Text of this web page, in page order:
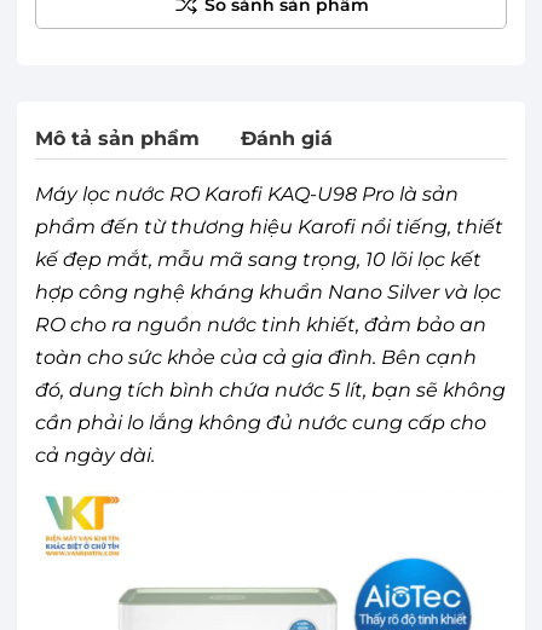
Mô tả sản phẩm Đánh giá
Máy lọc nước RO Karofi KAQ-U98 Pro là sản
phẩm đến từ thương hiệu Karofi nổi tiếng, thiết
kế đẹp mắt, mẫu mã sang trọng, 10 lõi lọc kết
hợp công nghệ kháng khuẩn Nano Silver và lọc
RO cho ra nguồn nước tinh khiết, đảm bảo an
toàn cho sức khỏe của cả gia đình. Bên cạnh
đó, dung tích bình chứa nước 5 lít, bạn sẽ không
cần phải lo lắng không đủ nước cung cấp cho
cả ngày dài.